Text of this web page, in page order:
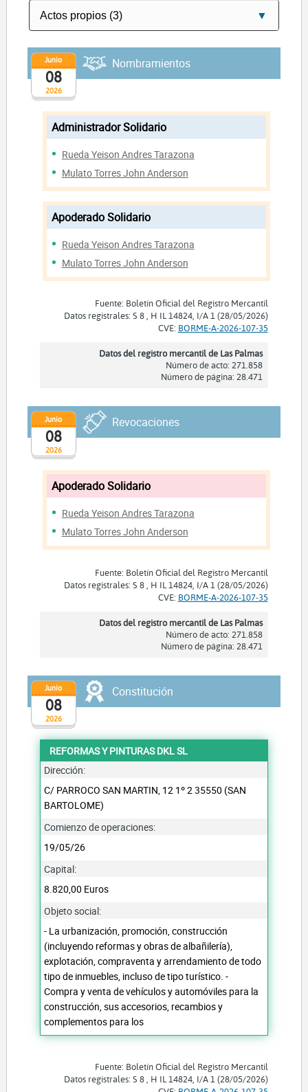
2026
Junio
08
Nombramientos
Administrador Solidario
Rueda Yeison Andres Tarazona
Mulato Torres John Anderson
Apoderado Solidario
Rueda Yeison Andres Tarazona
Mulato Torres John Anderson
Fuente: Boletín Oficial del Registro Mercantil
Datos registrales: S 8 , H IL 14824, I/A 1 (28/05/2026)
CVE: BORME-A-2026-107-35
Datos del registro mercantil de Las Palmas
Número de acto: 271.858
Número de página: 28.471
2026
Junio
08
Revocaciones
Apoderado Solidario
Rueda Yeison Andres Tarazona
Mulato Torres John Anderson
Fuente: Boletín Oficial del Registro Mercantil
Datos registrales: S 8 , H IL 14824, I/A 1 (28/05/2026)
CVE: BORME-A-2026-107-35
Datos del registro mercantil de Las Palmas
Número de acto: 271.858
Número de página: 28.471
2026
Junio
08
Constitución
REFORMAS Y PINTURAS DKL SL
Dirección:
C/ PARROCO SAN MARTIN, 12 1º 2 35550 (SAN
BARTOLOME)
Comienzo de operaciones:
19/05/26
Capital:
8.820,00 Euros
Objeto social:
- La urbanización, promoción, construcción
(incluyendo reformas y obras de albañilería),
explotación, compraventa y arrendamiento de todo
tipo de inmuebles, incluso de tipo turístico. -
Compra y venta de vehículos y automóviles para la
construcción, sus accesorios, recambios y
complementos para los
Fuente: Boletín Oficial del Registro Mercantil
Datos registrales: S 8 , H IL 14824, I/A 1 (28/05/2026)